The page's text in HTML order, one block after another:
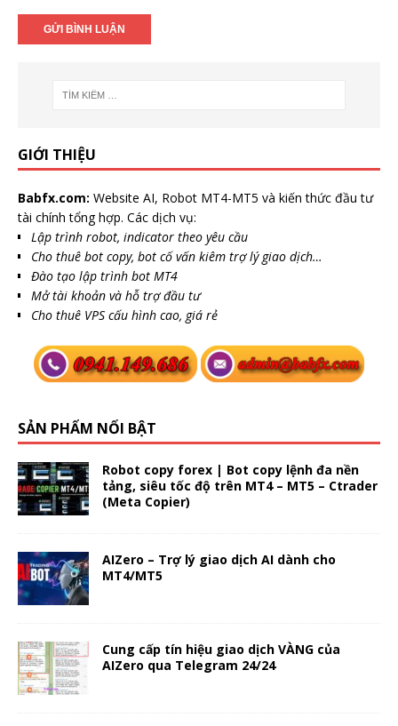
GIỚI THIỆU
Babfx.com: Website AI, Robot MT4-MT5 và kiến thức đầu tư
tài chính tổng hợp. Các dịch vụ:
Lập trình robot, indicator theo yêu cầu
Cho thuê bot copy, bot cố vấn kiêm trợ lý giao dịch…
Đào tạo lập trình bot MT4
Mở tài khoản và hỗ trợ đầu tư
Cho thuê VPS cấu hình cao, giá rẻ
SẢN PHẨM NỔI BẬT
Robot copy forex | Bot copy lệnh đa nền
tảng, siêu tốc độ trên MT4 – MT5 – Ctrader
(Meta Copier)
AIZero – Trợ lý giao dịch AI dành cho
MT4/MT5
Cung cấp tín hiệu giao dịch VÀNG của
AIZero qua Telegram 24/24